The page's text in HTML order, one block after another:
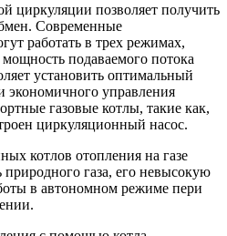
циркуляции позволяет получить
Современные
работать в трех режимах,
подаваемого потока
установить оптимальный
экономичного управления
газовые котлы, такие как,
циркуляционный насос.
котлов отопления на газе
газа, его невысокую
в автономном режиме пери